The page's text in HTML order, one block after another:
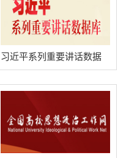
习近平系列重要讲话数据